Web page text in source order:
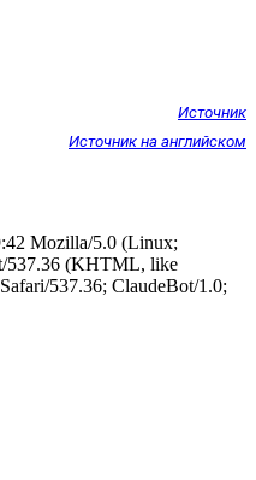
Источник
Источник на английском